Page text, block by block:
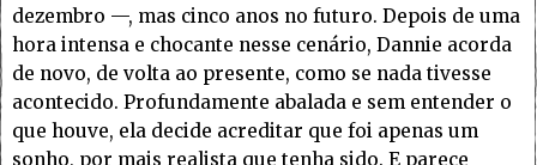
dezembro —, mas cinco anos no futuro. Depois de uma
hora intensa e chocante nesse cenário, Dannie acorda
de novo, de volta ao presente, como se nada tivesse
acontecido. Profundamente abalada e sem entender o
que houve, ela decide acreditar que foi apenas um
sonho, por mais realista que tenha sido. E parece